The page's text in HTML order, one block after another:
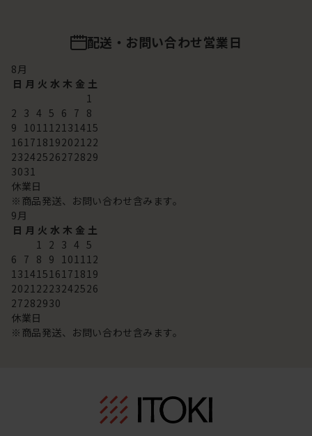
配送・お問い合わせ営業日
8月
日 月 火 水 木 金 土
1
2 3 4 5 6 7 8
9 101112131415
16171819202122
23242526272829
3031
休業日
※商品発送、お問い合わせ含みます。
9月
日 月 火 水 木 金 土
1 2 3 4 5
6 7 8 9 101112
13141516171819
20212223242526
27282930
休業日
※商品発送、お問い合わせ含みます。